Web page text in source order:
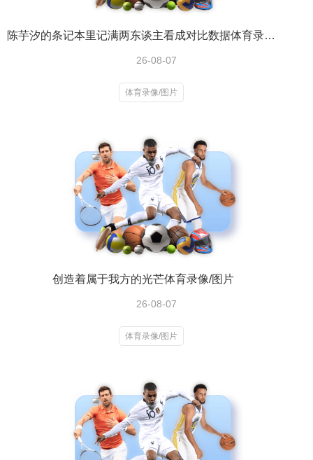
陈芋汐的条记本里记满两东谈主看成对比数据体育录像/图片
26-08-07
体育录像/图片
创造着属于我方的光芒体育录像/图片
26-08-07
体育录像/图片